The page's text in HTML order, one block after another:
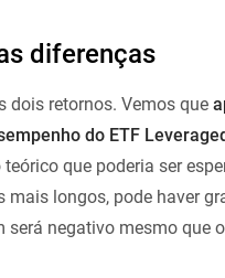
diferenças
dois retornos. Vemos que
do ETF
que poderia ser
longos, pode haver
negativo mesmo que